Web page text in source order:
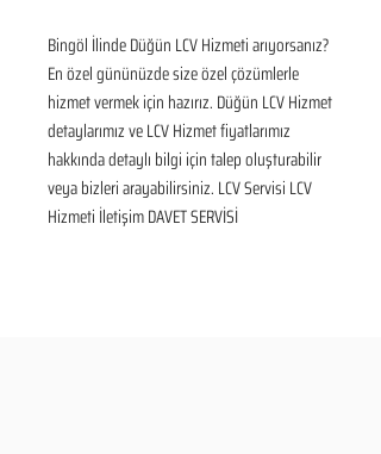
Bingöl İlinde Düğün LCV Hizmeti arıyorsanız?
En özel gününüzde size özel çözümlerle
hizmet vermek için hazırız. Düğün LCV Hizmet
detaylarımız ve LCV Hizmet fiyatlarımız
hakkında detaylı bilgi için talep oluşturabilir
veya bizleri arayabilirsiniz. LCV Servisi LCV
Hizmeti İletişim DAVET SERVİSİ